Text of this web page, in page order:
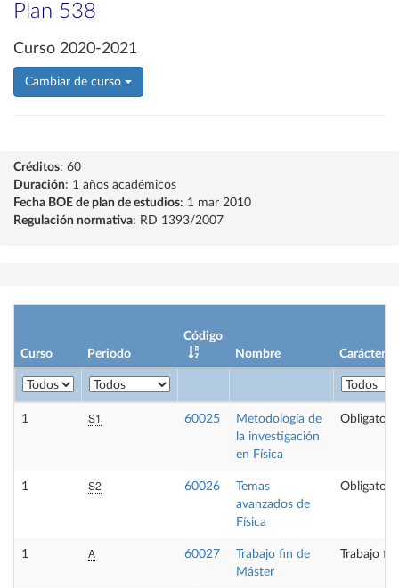
Plan 538
Curso 2020-2021
Cambiar de curso
Créditos: 60
Duración: 1 años académicos
Fecha BOE de plan de estudios: 1 mar 2010
Regulación normativa: RD 1393/2007
Curso Periodo
Código
Nombre
Carácter
1 S1 60025
Metodología de
la investigación
en Física
Obligatoria
1 S2 60026
Temas
avanzados de
Física
Obligatoria
1 A 60027
Trabajo fin de
Máster
Trabajo